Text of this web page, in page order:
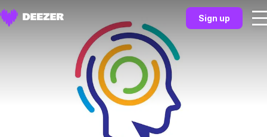
Sign up